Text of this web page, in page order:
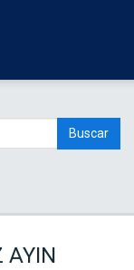
Buscar
AYIN